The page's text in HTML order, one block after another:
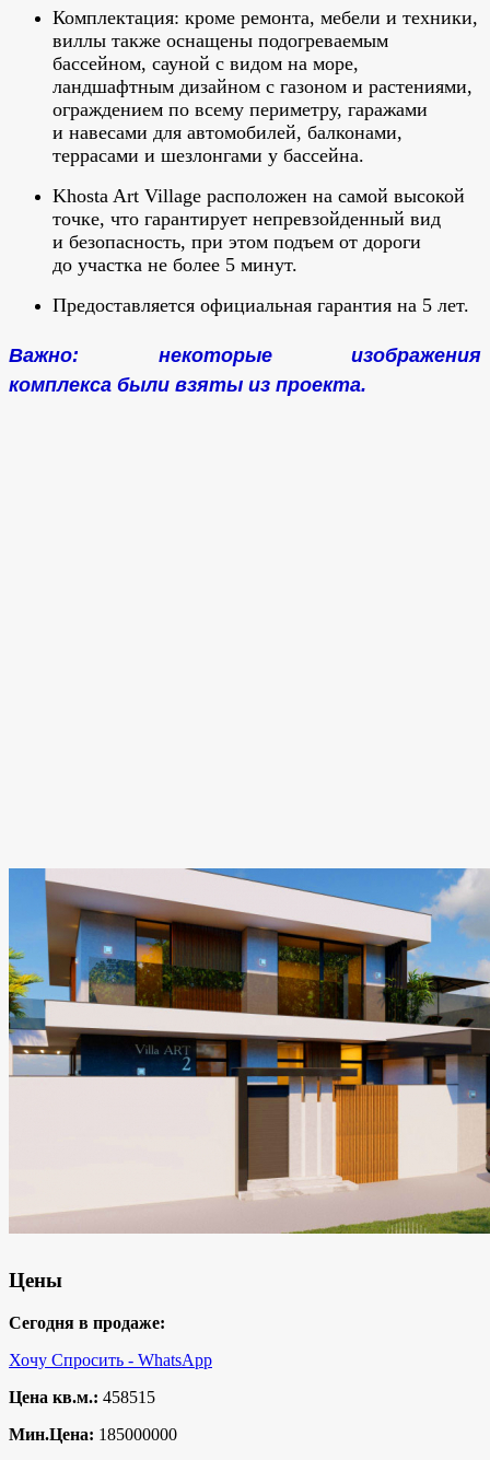
Комплектация: кроме ремонта, мебели и техники,
виллы также оснащены подогреваемым
бассейном, сауной с видом на море,
ландшафтным дизайном с газоном и растениями,
ограждением по всему периметру, гаражами
и навесами для автомобилей, балконами,
террасами и шезлонгами у бассейна.
Khosta Art Village расположен на самой высокой
точке, что гарантирует непревзойденный вид
и безопасность, при этом подъем от дороги
до участка не более 5 минут.
Предоставляется официальная гарантия на 5 лет.
Важно: некоторые изображения
комплекса были взяты из проекта.
Цены
Сегодня в продаже:
Хочу Спросить - WhatsApp
Цена кв.м.: 458515
Мин.Цена: 185000000